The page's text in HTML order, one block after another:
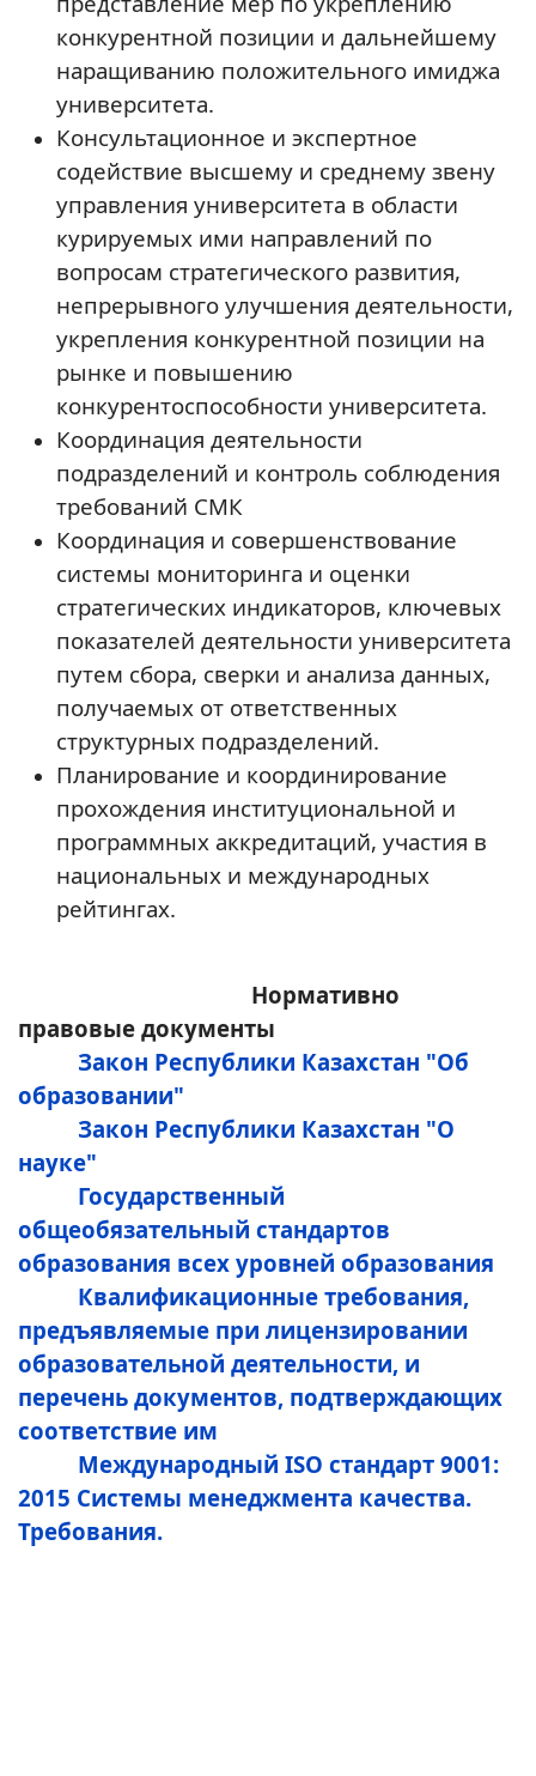
конкурентной позиции и дальнейшему
наращиванию положительного имиджа
университета.
Консультационное и экспертное
содействие высшему и среднему звену
управления университета в области
курируемых ими направлений по
вопросам стратегического развития,
непрерывного улучшения деятельности,
укрепления конкурентной позиции на
рынке и повышению
конкурентоспособности университета.
Координация деятельности
подразделений и контроль соблюдения
требований СМК
Координация и совершенствование
системы мониторинга и оценки
стратегических индикаторов, ключевых
показателей деятельности университета
путем сбора, сверки и анализа данных,
получаемых от ответственных
структурных подразделений.
Планирование и координирование
прохождения институциональной и
программных аккредитаций, участия в
национальных и международных
рейтингах.
Нормативно
правовые документы
Закон Республики Казахстан "Об
образовании"
Закон Республики Казахстан "О
науке"
Государственный
общеобязательный стандартов
образования всех уровней образования
Квалификационные требования,
предъявляемые при лицензировании
образовательной деятельности, и
перечень документов, подтверждающих
соответствие им
Международный ISO стандарт 9001:
2015 Системы менеджмента качества.
Требования.